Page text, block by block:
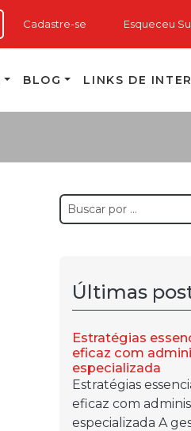
Cadastre-se Esqueceu
BLOG LINKS DE
Últimas
Estratégias
eficaz com
especializada
Estratégias
eficaz com
especializada A